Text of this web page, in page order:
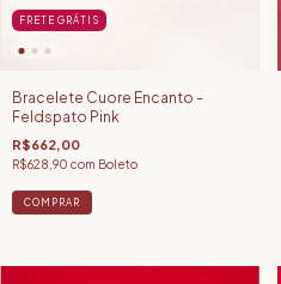
FRETE GRÁTIS
Bracelete Cuore Encanto -
Feldspato Pink
R$662,00
R$628,90 com Boleto